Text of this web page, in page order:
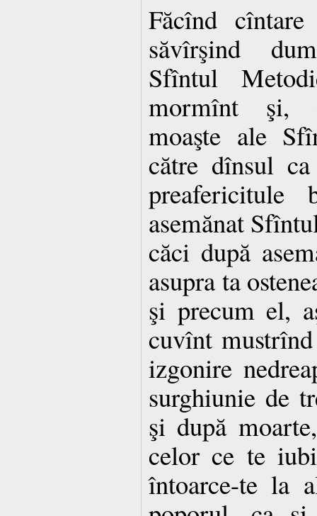
Făcînd
săvîrşind
Sfîntul
mormînt şi,
moaşte ale
către dînsul
asemănat
căci după
asupra ta
şi precum el,
cuvînt
izgonire
surghiunie de
şi după
celor ce te
întoarce-te la